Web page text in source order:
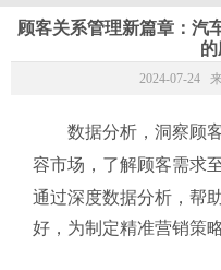
顾客关系管理新篇章：汽
2024-07-24
数据分析，洞察顾
容市场，了解顾客需求
通过深度数据分析，帮
好，为制定精准营销策